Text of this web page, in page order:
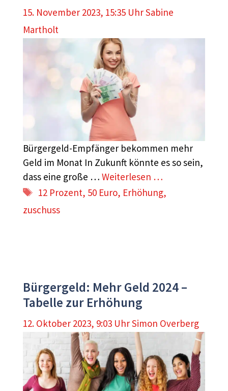
15. November 2023, 15:35 UhrSabine
Martholt
Bürgergeld-Empfänger bekommen mehr
Geld im Monat In Zukunft könnte es so sein,
dass eine große … Weiterlesen …
Schlagwörter
12 Prozent, 50 Euro, Erhöhung,
zuschuss
Bürgergeld: Mehr Geld 2024 –
Tabelle zur Erhöhung
12. Oktober 2023, 9:03 UhrSimon Overberg